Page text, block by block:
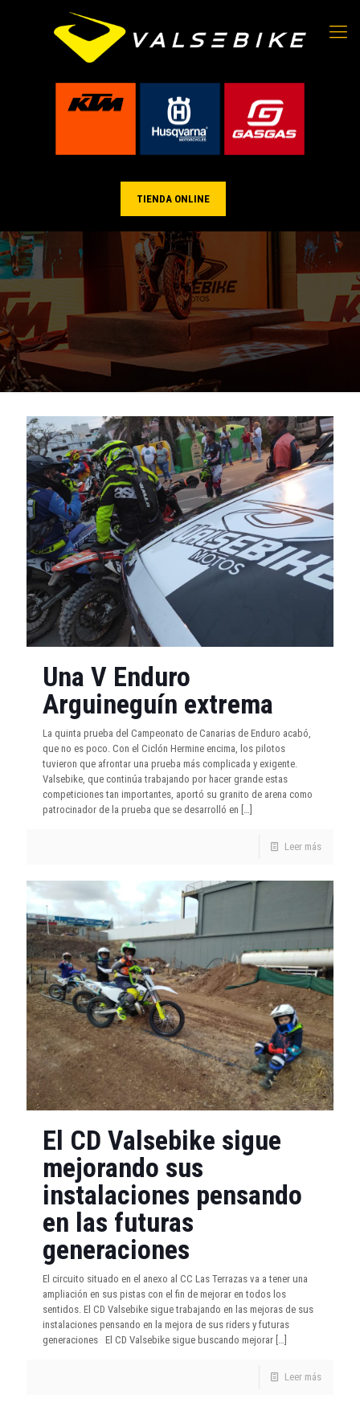
TIENDA ONLINE
Una V Enduro
Arguineguín extrema
La quinta prueba del Campeonato de Canarias de Enduro acabó,
que no es poco. Con el Ciclón Hermine encima, los pilotos
tuvieron que afrontar una prueba más complicada y exigente.
Valsebike, que continúa trabajando por hacer grande estas
competiciones tan importantes, aportó su granito de arena como
patrocinador de la prueba que se desarrolló en
Leer más
El CD Valsebike sigue
mejorando sus
instalaciones pensando
en las futuras
generaciones
El circuito situado en el anexo al CC Las Terrazas va a tener una
ampliación en sus pistas con el fin de mejorar en todos los
sentidos. El CD Valsebike sigue trabajando en las mejoras de sus
instalaciones pensando en la mejora de sus riders y futuras
generaciones El CD Valsebike sigue buscando mejorar […]
Leer más